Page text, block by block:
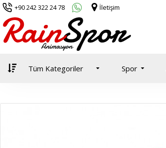
+90 242 322 24 78 İletişim
Tüm Kategoriler Spor